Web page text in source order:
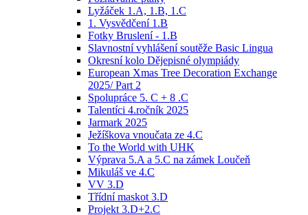
Lyžáček 1.A, 1.B, 1.C
1. Vysvědčení 1.B
Fotky Bruslení - 1.B
Slavnostní vyhlášení soutěže Basic Lingua
Okresní kolo Dějepisné olympiády
European Xmas Tree Decoration Exchange
2025/ Part 2
Spolupráce 5. C + 8 .C
Talentíci 4.ročník 2025
Jarmark 2025
Ježíškova vnoučata ze 4.C
To the World with UHK
Výprava 5.A a 5.C na zámek Loučeň
Mikuláš ve 4.C
VV 3.D
Třídní maskot 3.D
Projekt 3.D+2.C